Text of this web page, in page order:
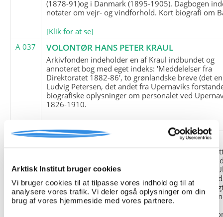
Arktisk Institut bruger cookies
Vi bruger cookies til at tilpasse vores indhold og til at
analysere vores trafik. Vi deler også oplysninger om din
brug af vores hjemmeside med vores partnere.
(1878-91)og i Danmark (1895-1905). Dagbogen
notater om vejr- og vindforhold. Kort biografi om
[Klik for at se]
A 037
VOLONTØR HANS PETER KRAUL
Arkivfonden indeholder en af Kraul indbundet og
annoteret bog med eget indeks: 'Meddelelser fra
Direktoratet 1882-86', to grønlandske breve (det
Ludvig Petersen, det andet fra Upernaviks
biografiske oplysninger om personalet ved
1826-1910.
A 038
FRIEDRICH LITTMANN
Denne arkivfond indeholder en kopi af Friedrich
upublicerede erindringer. Originalen befinder sig i
tyske historiker Franz Selingers privatarkiv i byen
Tyskland. Friedrich Littmann var en af de tyske
der var med i vejrstationen "Holzauge" i Hansa
Nordøstgrønland under Anden Verdenskrig.
"Holzauge" blev opdaget af Nordøstgrønlands
Slædepatrulje med Eli Knudsen som medlem og